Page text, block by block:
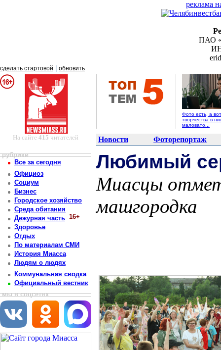
реклама
ПАО
сделать стартовой обновить
Фото есть, а вот
творчества в
маловато...
На сайте 415 читателей Новости Фоторепортаж
рубрики
Все за сегодня
Официоз
Социум
Бизнес
Городское хозяйство
Среда обитания
Дежурная часть 16+
Здоровье
Отдых
По материалам СМИ
История Миасса
Людям о людях
Коммунальная сводка
Официальный вестник
мы в соцсетях
Любимый
Миасцы
машгородка